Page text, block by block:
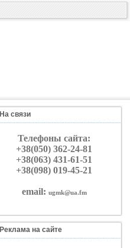
На связи
Телефоны сайта:
+38(050) 362-24-81
+38(063) 431-61-51
+38(098) 019-45-21
email: ugmk@ua.fm
Реклама на сайте